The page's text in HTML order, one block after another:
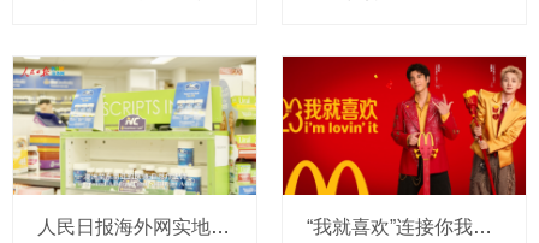
人民日报海外网实地探访Nutrition Care澳洲全自控产业链，带你看懂真正的进口好营养 “我就喜欢”连接你我23年：麦当劳再度携手王力宏，与汪苏泷共同传递薯条热爱